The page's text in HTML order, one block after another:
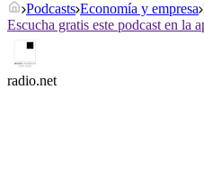
Podcasts Economía y empresa
Escucha gratis este podcast en la
radio.net